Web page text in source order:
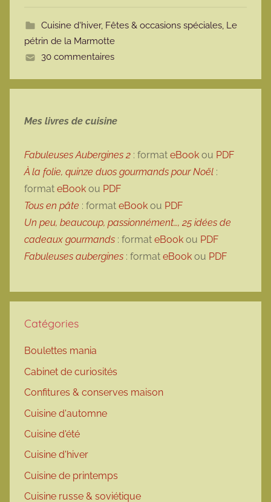
t
Cuisine d'hiver, Fêtes & occasions spéciales, Le
pétrin de la Marmotte
30 commentaires
Mes livres de cuisine
Fabuleuses Aubergines 2 : format eBook ou PDF
À la folie, quinze duos gourmands pour Noël :
format eBook ou PDF
Tous en pâte : format eBook ou PDF
Un peu, beaucoup, passionnément…, 25 idées de
cadeaux gourmands : format eBook ou PDF
Fabuleuses aubergines : format eBook ou PDF
Catégories
Boulettes mania
Cabinet de curiosités
Confitures & conserves maison
Cuisine d'automne
Cuisine d'été
Cuisine d'hiver
Cuisine de printemps
Cuisine russe & soviétique